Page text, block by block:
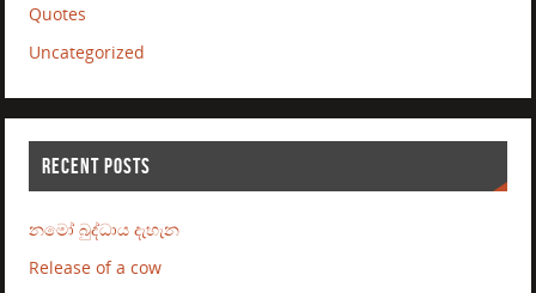
Quotes
Uncategorized
RECENT POSTS
නමෝ බුද්ධාය දැහැන
Release of a cow